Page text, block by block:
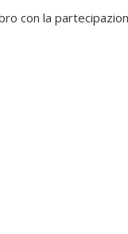
con la